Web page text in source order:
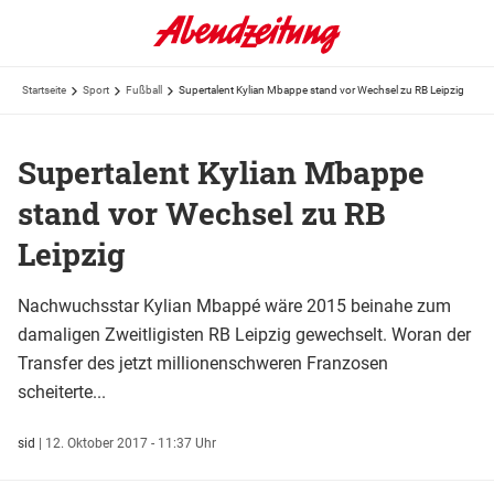
Startseite Sport Fußball Supertalent Kylian Mbappe stand vor Wechsel zu RB Leipzig
Supertalent Kylian Mbappe
stand vor Wechsel zu RB
Leipzig
Nachwuchsstar Kylian Mbappé wäre 2015 beinahe zum
damaligen Zweitligisten RB Leipzig gewechselt. Woran der
Transfer des jetzt millionenschweren Franzosen
scheiterte...
sid | 12. Oktober 2017 - 11:37 Uhr